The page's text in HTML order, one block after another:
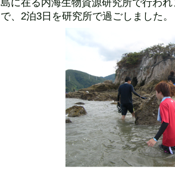
島に在る内海生物資源研究所で行わ
で、 2泊3 日を研究所で過ごしました。